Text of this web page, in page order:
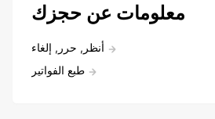
معلومات عن حجزك
أنظر, حرر, إلغاء
طبع الفواتير